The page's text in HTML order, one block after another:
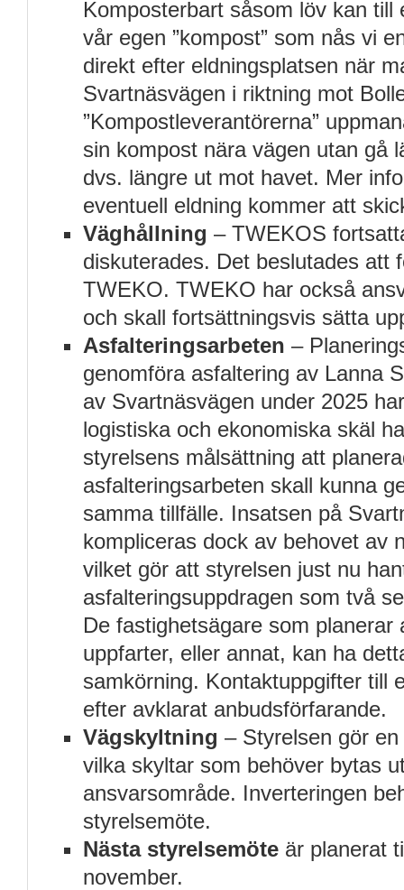
Komposterbart såsom löv kan till
vår egen ”kompost” som nås vi
direkt efter eldningsplatsen när
Svartnäsvägen i riktning mot
”Kompostleverantörerna”
sin kompost nära vägen utan gå
dvs. längre ut mot havet. Mer
eventuell eldning kommer att
Väghållning – TWEKOS
diskuterades. Det beslutades att
TWEKO. TWEKO har också
och skall fortsättningsvis sätta
Asfalteringsarbeten –
genomföra asfaltering av Lanna
av Svartnäsvägen under 2025
logistiska och ekonomiska skäl
styrelsens målsättning att
asfalteringsarbeten skall kunna
samma tillfälle. Insatsen på
kompliceras dock av behovet av
vilket gör att styrelsen just nu
asfalteringsuppdragen som två
De fastighetsägare som planerar
uppfarter, eller annat, kan ha
samkörning. Kontaktuppgifter till
efter avklarat anbudsförfarande.
Vägskyltning – Styrelsen gör
vilka skyltar som behöver bytas
ansvarsområde. Inverteringen
styrelsemöte.
Nästa styrelsemöte är planerat
november.